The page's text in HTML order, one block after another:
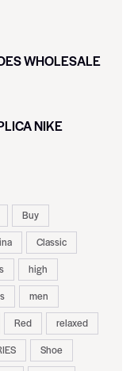
WHOLESALE
NIKE
Buy
Classic
high
men
Red
relaxed
Shoe